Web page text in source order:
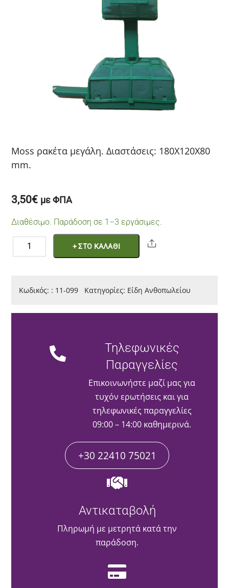
Moss ρακέτα μεγάλη. Διαστάσεις: 180Χ120Χ80
mm.
3,50€ με ΦΠΑ
Διαθέσιμο. Παράδοση σε 1–3 εργάσιμες.
Moss
Ρακέτα
ποσότητα
+ ΣΤΟ ΚΑΛΑΘΙ Share
Κωδικός: : 11-099 Κατηγορίες: Είδη Ανθοπωλείου
Τηλεφωνικές
Παραγγελίες
Επικοινωνήστε μαζί μας για
τυχόν ερωτήσεις και για
τηλεφωνικές παραγγελίες
09:00 – 14:00 καθημερινά.
+30 22410 75021
Αντικαταβολή
Πληρωμή με μετρητά κατά την
παράδοση.